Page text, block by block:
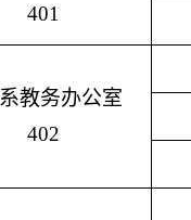
401
系教务办公室
402